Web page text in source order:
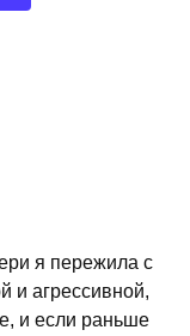
я пережила с
и агрессивной,
и если раньше